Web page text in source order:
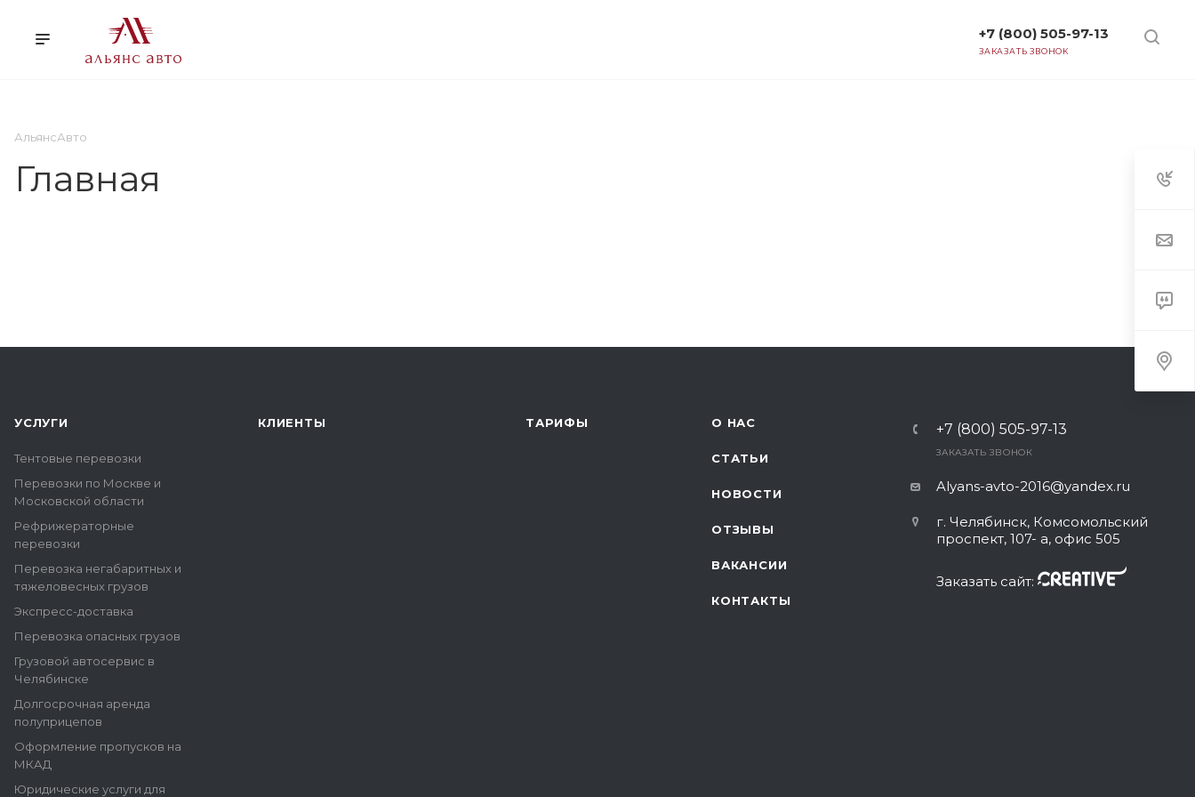
+7 (800) 505-97-13
ЗАКАЗАТЬ ЗВОНОК
АльянсАвто
Главная
УСЛУГИ
Тентовые перевозки
Перевозки по Москве и
Московской области
Рефрижераторные
перевозки
Перевозка негабаритных и
тяжеловесных грузов
Экспресс-доставка
Перевозка опасных грузов
Грузовой автосервис в
Челябинске
Долгосрочная аренда
полуприцепов
Оформление пропусков на
МКАД
Юридические услуги для
КЛИЕНТЫ ТАРИФЫ О НАС
СТАТЬИ
НОВОСТИ
ОТЗЫВЫ
ВАКАНСИИ
КОНТАКТЫ
+7 (800) 505-97-13
ЗАКАЗАТЬ ЗВОНОК
Alyans-avto-2016@yandex.ru
г. Челябинск, Комсомольский
проспект, 107- а, офис 505
Заказать сайт: